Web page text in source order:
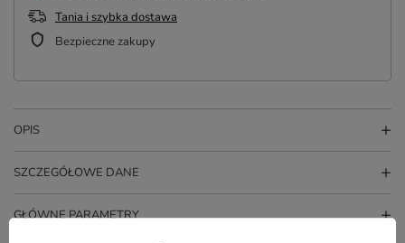
Tania i szybka dostawa
Bezpieczne zakupy
OPIS
SZCZEGÓŁOWE DANE
GŁÓWNE PARAMETRY